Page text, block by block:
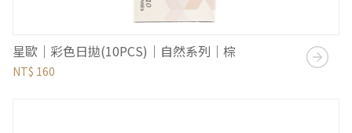
星歐｜彩色日拋(10PCS)｜自然系列｜棕
NT$ 160